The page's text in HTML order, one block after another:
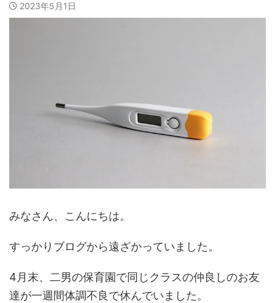
2023年5月1日
みなさん、こんにちは。
すっかりブログから遠ざかっていました。
4月末、二男の保育園で同じクラスの仲良しのお友
達が一週間体調不良で休んでいました。